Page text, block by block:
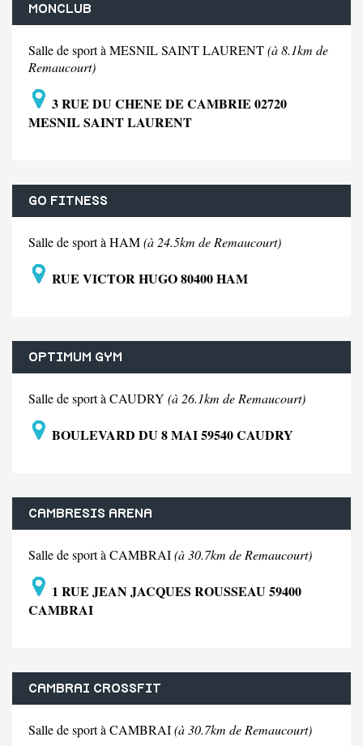
MONCLUB
Salle de sport à MESNIL SAINT LAURENT(à 8.1km de
Remaucourt)
3 RUE DU CHENE DE CAMBRIE 02720
MESNIL SAINT LAURENT
GO FITNESS
Salle de sport à HAM(à 24.5km de Remaucourt)
RUE VICTOR HUGO 80400 HAM
OPTIMUM GYM
Salle de sport à CAUDRY (à 26.1km de Remaucourt)
BOULEVARD DU 8 MAI 59540 CAUDRY
CAMBRESIS ARENA
Salle de sport à CAMBRAI(à 30.7km de Remaucourt)
1 RUE JEAN JACQUES ROUSSEAU 59400
CAMBRAI
CAMBRAI CROSSFIT
Salle de sport à CAMBRAI(à 30.7km de Remaucourt)